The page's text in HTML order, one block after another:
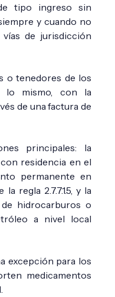
tipo ingreso sin
y cuando no
de jurisdicción
o tenedores de los
lo mismo, con la
de una factura de
principales: la
residencia en el
permanente en
regla 2.7.7.1.5, y la
hidrocarburos o
a nivel local
excepción para los
medicamentos